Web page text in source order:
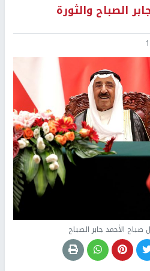
الصباح والثورة
صباح الأحمد جابر الصباح